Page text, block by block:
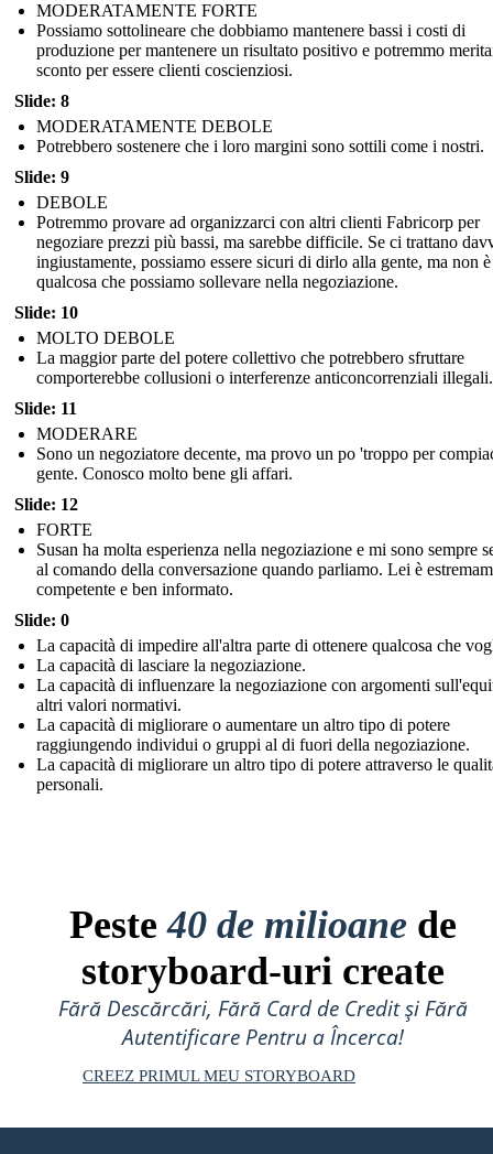
MODERATAMENTE FORTE
Possiamo sottolineare che dobbiamo mantenere bassi i costi di
produzione per mantenere un risultato positivo e potremmo
sconto per essere clienti coscienziosi.
Slide: 8
MODERATAMENTE DEBOLE
Potrebbero sostenere che i loro margini sono sottili come i nostri.
Slide: 9
DEBOLE
Potremmo provare ad organizzarci con altri clienti Fabricorp per
negoziare prezzi più bassi, ma sarebbe difficile. Se ci trattano
ingiustamente, possiamo essere sicuri di dirlo alla gente, ma non è
qualcosa che possiamo sollevare nella negoziazione.
Slide: 10
MOLTO DEBOLE
La maggior parte del potere collettivo che potrebbero sfruttare
comporterebbe collusioni o interferenze anticoncorrenziali illegali.
Slide: 11
MODERARE
Sono un negoziatore decente, ma provo un po 'troppo per
gente. Conosco molto bene gli affari.
Slide: 12
FORTE
Susan ha molta esperienza nella negoziazione e mi sono sempre
al comando della conversazione quando parliamo. Lei è
competente e ben informato.
Slide: 0
La capacità di impedire all'altra parte di ottenere qualcosa che
La capacità di lasciare la negoziazione.
La capacità di influenzare la negoziazione con argomenti
altri valori normativi.
La capacità di migliorare o aumentare un altro tipo di potere
raggiungendo individui o gruppi al di fuori della negoziazione.
La capacità di migliorare un altro tipo di potere attraverso le
personali.
Peste40 de milioane de
storyboard-uri create
Fără Descărcări, Fără Card de Credit și Fără
Autentificare Pentru a Încerca!
CREEZ PRIMUL MEU STORYBOARD